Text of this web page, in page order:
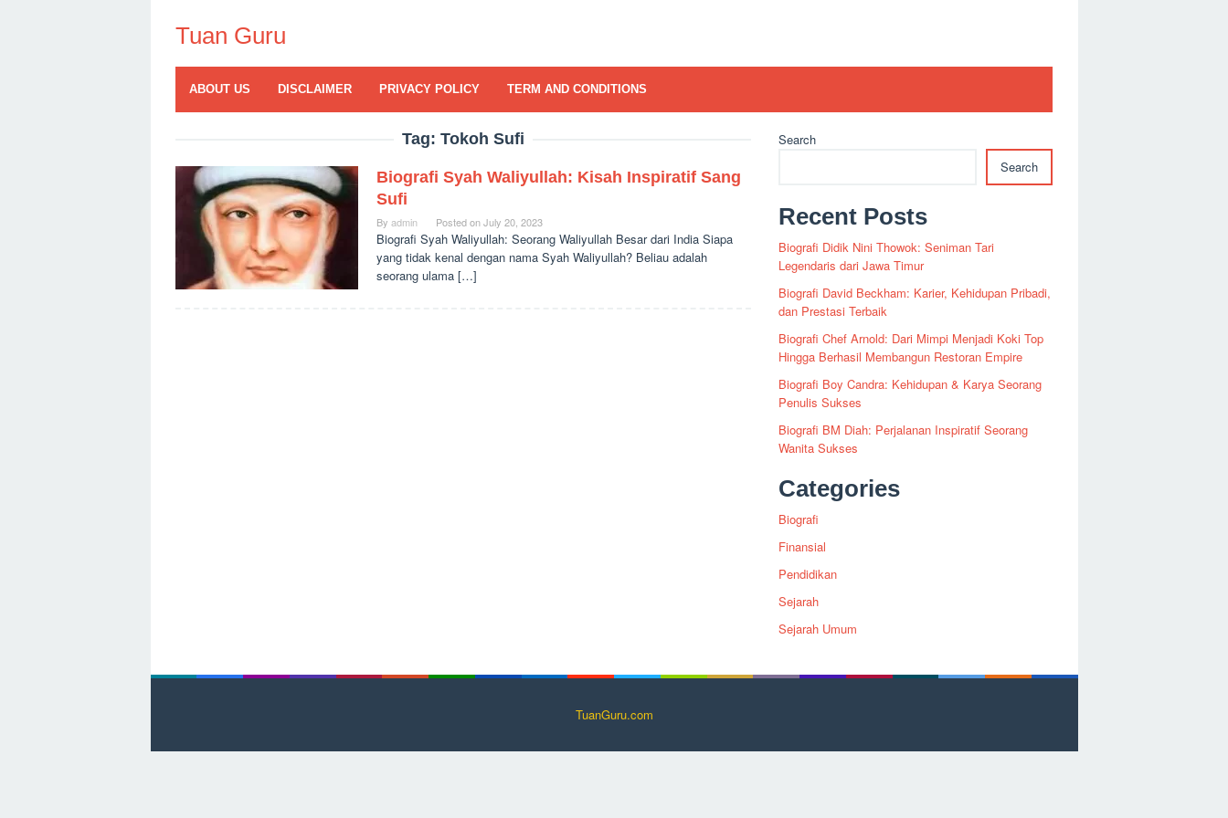
contentTuan Guru
ABOUT US DISCLAIMER PRIVACY POLICY TERM AND CONDITIONS
Tag: Tokoh Sufi
Biografi Syah Waliyullah: Kisah Inspiratif Sang
Sufi
By admin Posted onJuly 20, 2023
Biografi Syah Waliyullah: Seorang Waliyullah Besar dari India Siapa
yang tidak kenal dengan nama Syah Waliyullah? Beliau adalah
seorang ulama […]
Search
Search
Recent Posts
Biografi Didik Nini Thowok: Seniman Tari
Legendaris dari Jawa Timur
Biografi David Beckham: Karier, Kehidupan Pribadi,
dan Prestasi Terbaik
Biografi Chef Arnold: Dari Mimpi Menjadi Koki Top
Hingga Berhasil Membangun Restoran Empire
Biografi Boy Candra: Kehidupan & Karya Seorang
Penulis Sukses
Biografi BM Diah: Perjalanan Inspiratif Seorang
Wanita Sukses
Categories
Biografi
Finansial
Pendidikan
Sejarah
Sejarah Umum
TuanGuru.com